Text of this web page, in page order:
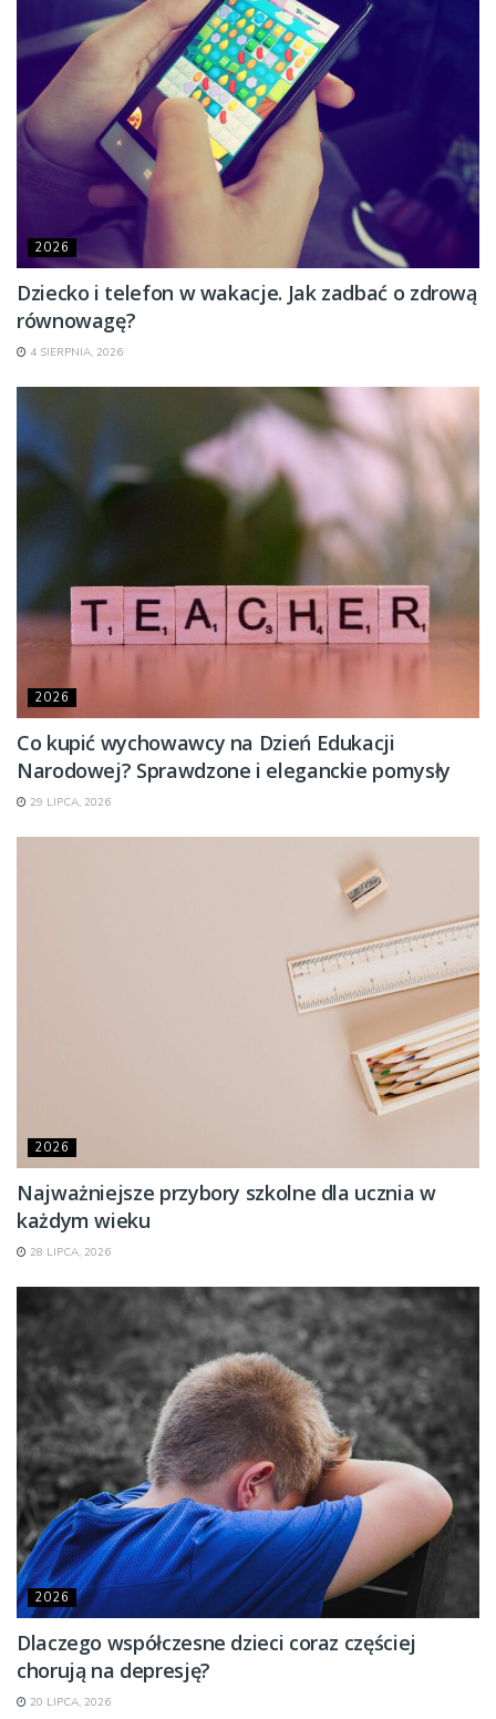
2026
Dziecko i telefon w wakacje. Jak zadbać o zdrową
równowagę?
4 SIERPNIA, 2026
2026
Co kupić wychowawcy na Dzień Edukacji
Narodowej? Sprawdzone i eleganckie pomysły
29 LIPCA, 2026
2026
Najważniejsze przybory szkolne dla ucznia w
każdym wieku
28 LIPCA, 2026
2026
Dlaczego współczesne dzieci coraz częściej
chorują na depresję?
20 LIPCA, 2026